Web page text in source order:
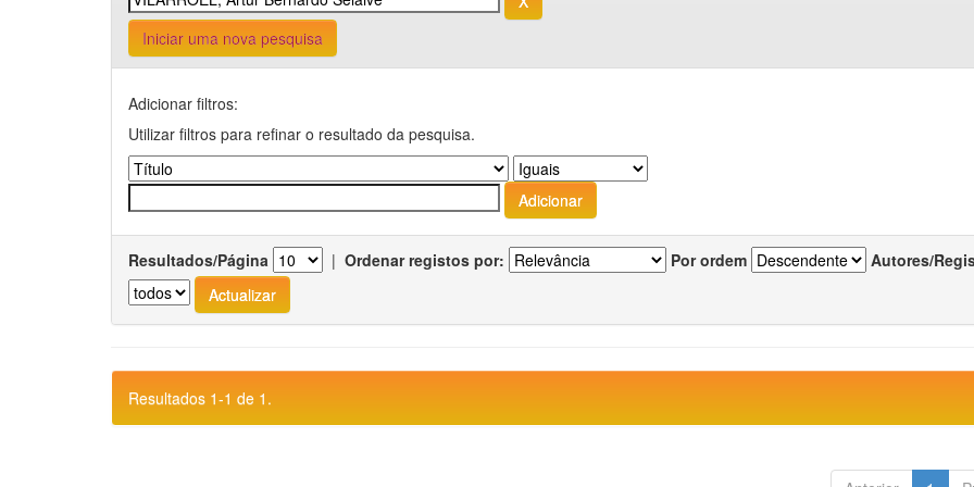
Iniciar uma nova pesquisa
Adicionar filtros:
Utilizar filtros para refinar o resultado da pesquisa.
Resultados/Página | Ordenar registos por: Por ordem Autores/
Resultados 1-1 de 1.